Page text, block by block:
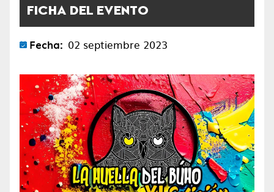
FICHA DEL EVENTO
Fecha: 02 septiembre 2023